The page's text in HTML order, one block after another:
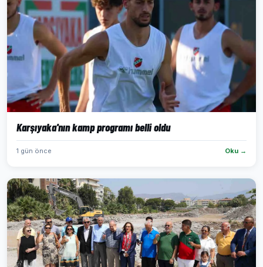
Karşıyaka'nın kamp programı belli oldu
1 gün önce Oku →